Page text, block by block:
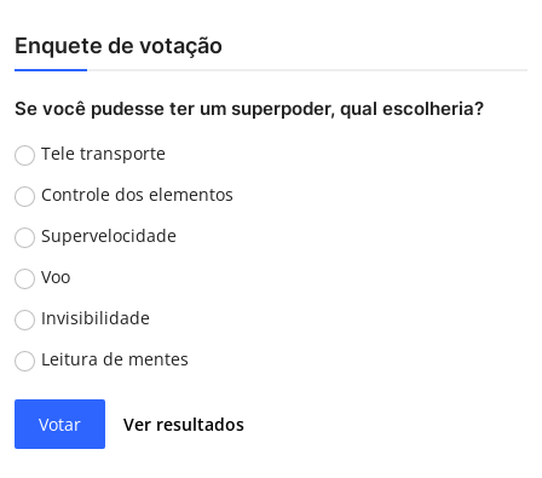
Enquete de votação
Se você pudesse ter um superpoder, qual escolheria?
Tele transporte
Controle dos elementos
Supervelocidade
Voo
Invisibilidade
Leitura de mentes
Votar Ver resultados